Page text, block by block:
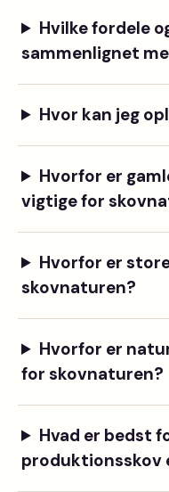
Hvilke fordele
sammenlignet
Hvor kan jeg
Hvorfor er
vigtige for
Hvorfor er
skovnaturen?
Hvorfor er
for skovnaturen?
Hvad er bedst
produktionsskov